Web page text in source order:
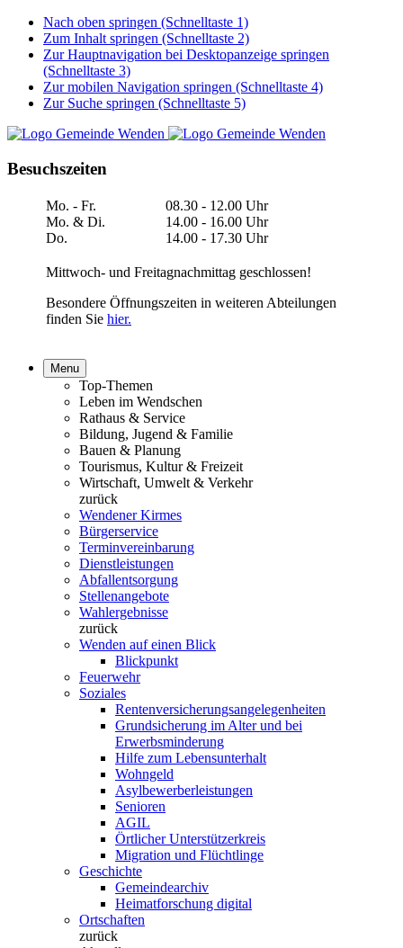
Nach oben springen (Schnelltaste 1)
Zum Inhalt springen (Schnelltaste 2)
Zur Hauptnavigation bei Desktopanzeige springen
(Schnelltaste 3)
Zur mobilen Navigation springen (Schnelltaste 4)
Zur Suche springen (Schnelltaste 5)
Besuchszeiten
Mo. - Fr.
Mo. & Di.
Do.
08.30 - 12.00 Uhr
14.00 - 16.00 Uhr
14.00 - 17.30 Uhr
Mittwoch- und Freitagnachmittag geschlossen!
Besondere Öffnungszeiten in weiteren Abteilungen
finden Sie hier.
Menu
Top-Themen
Leben im Wendschen
Rathaus & Service
Bildung, Jugend & Familie
Bauen & Planung
Tourismus, Kultur & Freizeit
Wirtschaft, Umwelt & Verkehr
zurück
Wendener Kirmes
Bürgerservice
Terminvereinbarung
Dienstleistungen
Abfallentsorgung
Stellenangebote
Wahlergebnisse
zurück
Wenden auf einen Blick
Blickpunkt
Feuerwehr
Soziales
Rentenversicherungsangelegenheiten
Grundsicherung im Alter und bei
Erwerbsminderung
Hilfe zum Lebensunterhalt
Wohngeld
Asylbewerberleistungen
Senioren
AGIL
Örtlicher Unterstützerkreis
Migration und Flüchtlinge
Geschichte
Gemeindearchiv
Heimatforschung digital
Ortschaften
zurück